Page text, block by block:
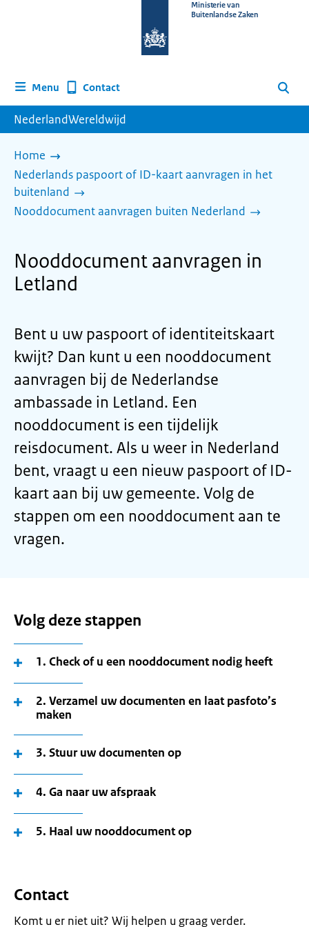
homepage
Ministerie van
Buitenlandse Zaken
Menu Contact Zoeken
NederlandWereldwijd
Home
Nederlands paspoort of ID-kaart aanvragen in het
buitenland
Nooddocument aanvragen buiten Nederland
Nooddocument aanvragen in
Letland
Bent u uw paspoort of identiteitskaart
kwijt? Dan kunt u een nooddocument
aanvragen bij de Nederlandse
ambassade in Letland. Een
nooddocument is een tijdelijk
reisdocument. Als u weer in Nederland
bent, vraagt u een nieuw paspoort of ID-
kaart aan bij uw gemeente. Volg de
stappen om een nooddocument aan te
vragen.
Volg deze stappen
1. Check of u een nooddocument nodig heeft
2. Verzamel uw documenten en laat pasfoto’s
maken
3. Stuur uw documenten op
4. Ga naar uw afspraak
5. Haal uw nooddocument op
Contact
Komt u er niet uit? Wij helpen u graag verder.